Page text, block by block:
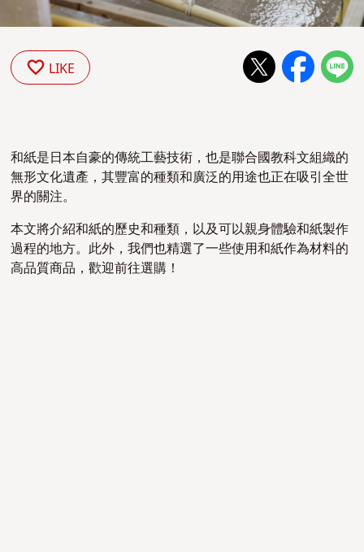
LIKE
和紙是日本自豪的傳統工藝技術，也是聯合國教科文組織的
無形文化遺產 ，其豐富的種類和廣泛的用途也正在吸引全世
界的關注。
本文將介紹和紙的歷史和種類，以及可以親身體驗和紙製作
過程的地方。此外，我們也精選了一些使用和紙作為材料的
高品質商品，歡迎前往選購！